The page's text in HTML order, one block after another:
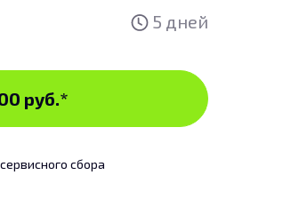
5 дней
руб.*
сбора